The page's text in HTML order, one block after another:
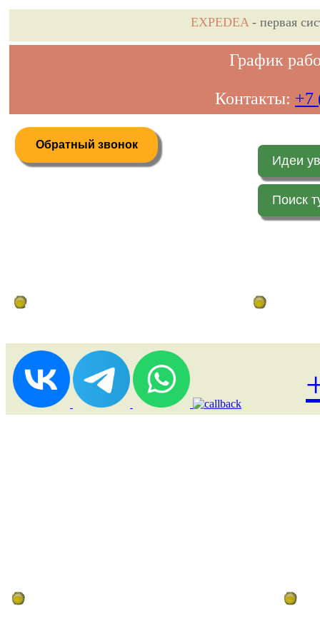
EXPEDEA- первая
График
Контакты: +7
Обратный звонок
Идеи
Поиск
Дистанционное бронирование туров